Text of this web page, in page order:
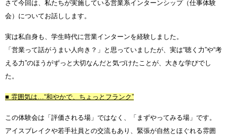
さて今回は、私たちが実施している営業系インターンシップ（仕事体験
会）についてお話しします。
実は私自身も、学生時代に営業インターンを経験しました。
「営業って話がうまい人向き？」と思っていましたが、実は“聴く力”や“考
える力”のほうがずっと大切なんだと気づけたことが、大きな学びでし
た。
■ 雰囲気は…“和やかで、ちょっとフランク”
この体験会は「評価される場」ではなく、「まずやってみる場」です。
アイスブレイクや若手社員との交流もあり、緊張が自然とほぐれる雰囲